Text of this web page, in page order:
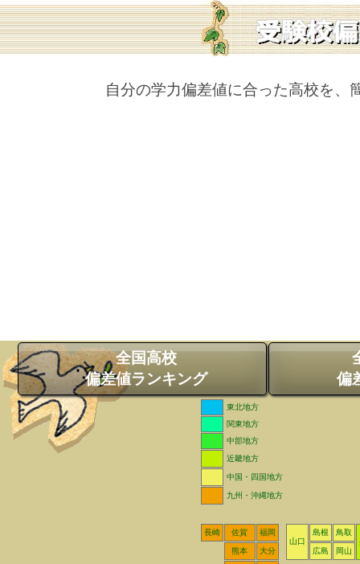
自分の学力偏差値に合った高校を、
全国高校
偏差値ランキング
偏
東北地方
関東地方
中部地方
近畿地方
中国・四国地方
九州・沖縄地方
長崎 佐賀
福岡
山口
島根
鳥取
熊本
大分 広島 岡山